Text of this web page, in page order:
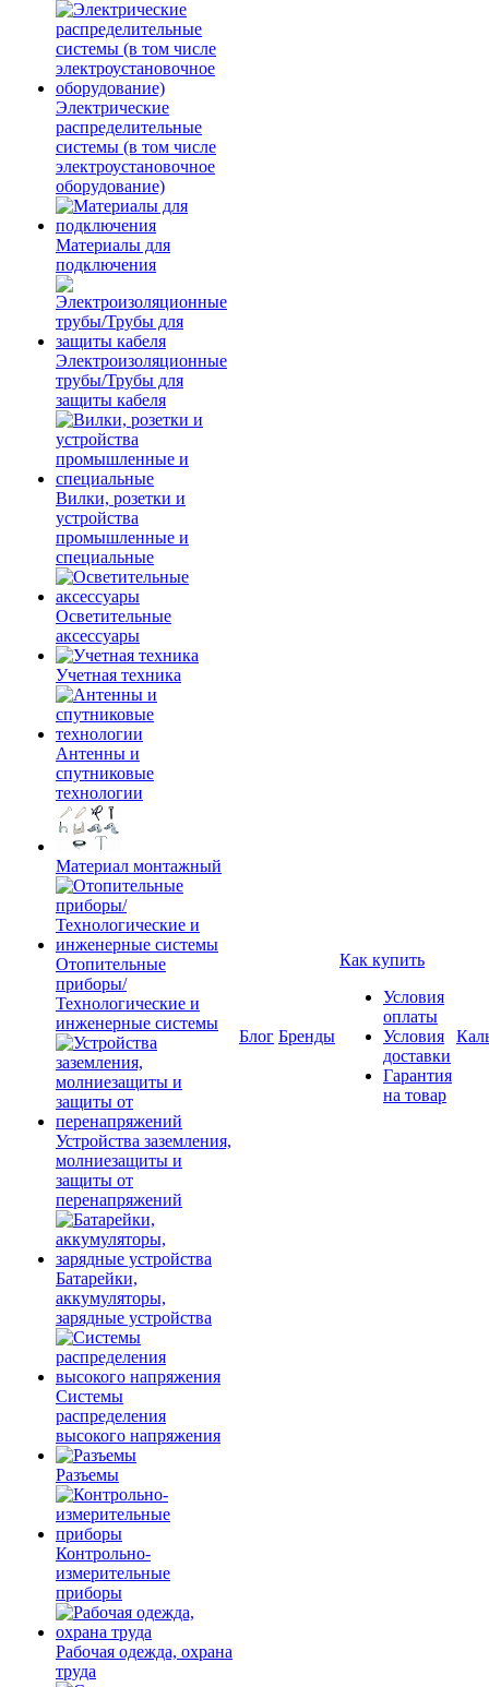
Электрические
распределительные
системы (в том числе
электроустановочное
оборудование)
Материалы для
подключения
Электроизоляционные
трубы/Трубы для
защиты кабеля
Вилки, розетки и
устройства
промышленные и
специальные
Осветительные
аксессуары
Учетная техника
Антенны и
спутниковые
технологии
Материал монтажный
Отопительные
приборы/
Технологические и
инженерные системы
Устройства заземления,
молниезащиты и
защиты от
перенапряжений
Батарейки,
аккумуляторы,
зарядные устройства
Системы
распределения
высокого напряжения
Разъемы
Контрольно-
измерительные
приборы
Рабочая одежда, охрана
труда
Блог Бренды
Как купить
Условия
оплаты
Условия
доставки
Гарантия
на товар